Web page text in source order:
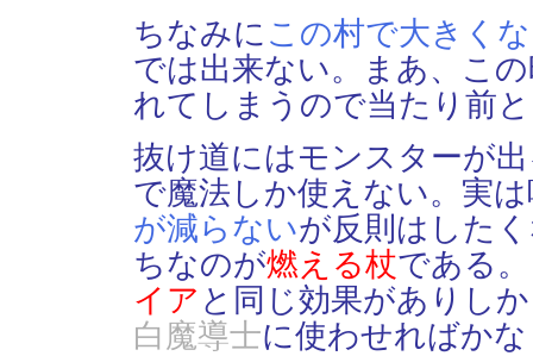
ちなみに この村で大きく
では出来ない。まあ、こ
れてしまうので当たり前
抜け道にはモンスターが
で魔法しか使えない。実
が減らないが反則はした
ちなのが燃える杖である
イア と同じ効果がありし
白魔導士に使わせればか